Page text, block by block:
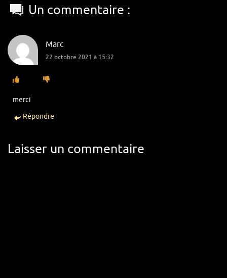
Un commentaire :
Marc
22 octobre 2021 à 15:32
merci
Répondre
Laisser un commentaire